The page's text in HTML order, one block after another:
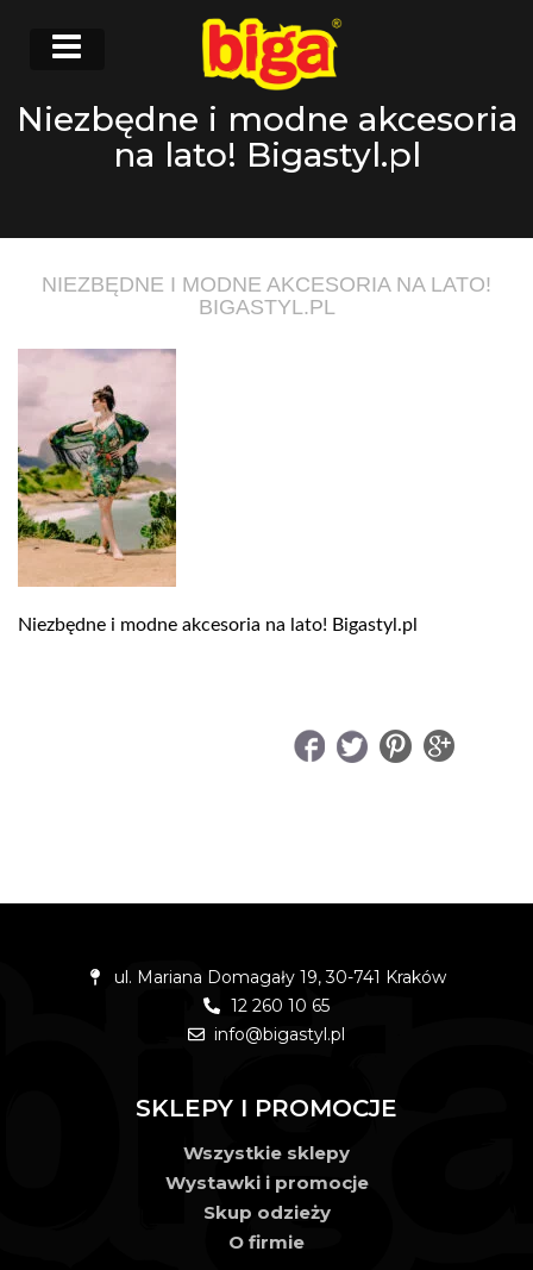
Niezbędne i modne akcesoria
na lato! Bigastyl.pl
NIEZBĘDNE I MODNE AKCESORIA NA LATO!
BIGASTYL.PL
Niezbędne i modne akcesoria na lato! Bigastyl.pl
ul. Mariana Domagały 19, 30-741 Kraków
12 260 10 65
info@bigastyl.pl
SKLEPY I PROMOCJE
Wszystkie sklepy
Wystawki i promocje
Skup odzieży
O firmie